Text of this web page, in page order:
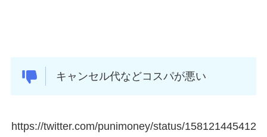
キャンセル代などコスパが悪い
https://twitter.com/punimoney/status/158121445412